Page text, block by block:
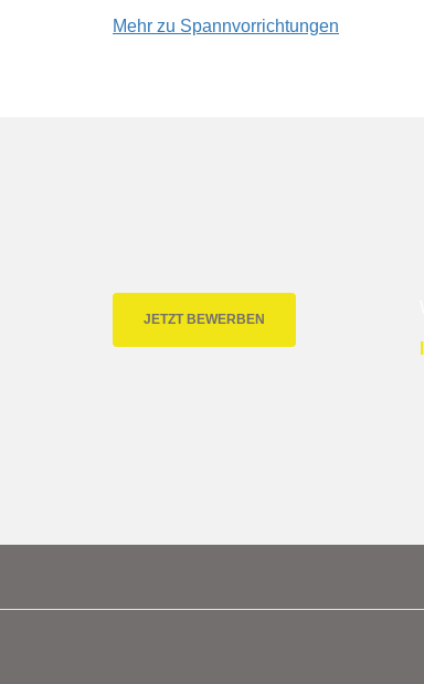
Mehr zu Spannvorrichtungen
JETZT BEWERBEN